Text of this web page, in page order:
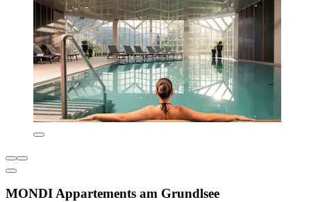
MONDI Appartements am Grundlsee